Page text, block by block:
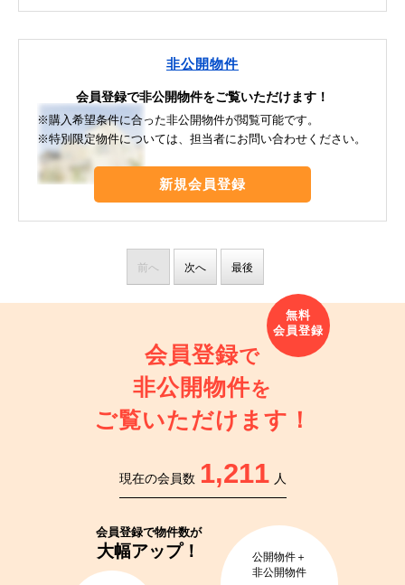
非公開物件
会員登録で非公開物件をご覧いただけます！
※購入希望条件に合った非公開物件が閲覧可能です。
※特別限定物件については、担当者にお問い合わせください。
新規会員登録
前へ 次へ 最後
会員登録で
非公開物件を
ご覧いただけます！
現在の会員数 1,211 人
会員登録で物件数が
大幅アップ！
公開物件＋
非公開物件